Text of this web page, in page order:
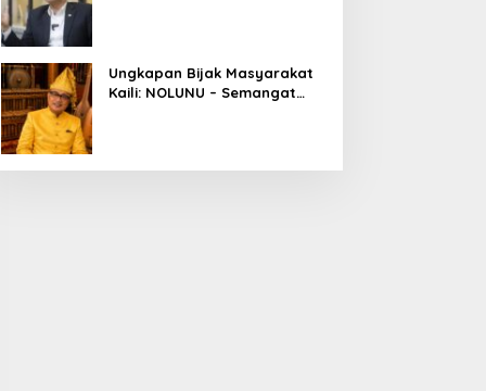
Ungkapan Bijak Masyarakat
Kaili: NOLUNU – Semangat